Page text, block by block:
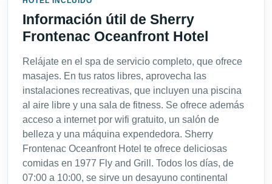
Información útil de Sherry
Frontenac Oceanfront Hotel
Relájate en el spa de servicio completo, que ofrece
masajes. En tus ratos libres, aprovecha las
instalaciones recreativas, que incluyen una piscina
al aire libre y una sala de fitness. Se ofrece además
acceso a internet por wifi gratuito, un salón de
belleza y una máquina expendedora. Sherry
Frontenac Oceanfront Hotel te ofrece deliciosas
comidas en 1977 Fly and Grill. Todos los días, de
07:00 a 10:00, se sirve un desayuno continental